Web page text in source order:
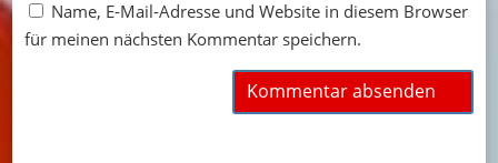
Name, E-Mail-Adresse und Website in diesem Browser
für meinen nächsten Kommentar speichern.